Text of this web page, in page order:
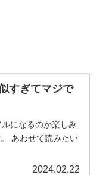
すぎてマジで
になるのか楽しみ
あわせて読みたい
2024.02.22